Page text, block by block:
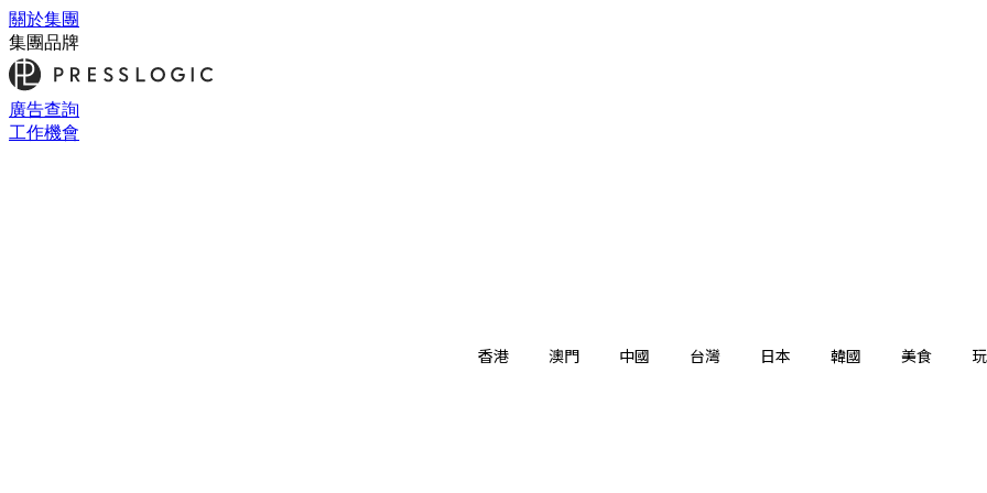
關於集團
集團品牌
廣告查詢
工作機會
香港 澳門 中國 台灣 日本 韓國 美食